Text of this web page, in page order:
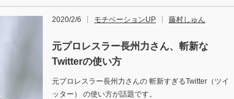
2020/2/6 モチベーションUP 藤村しゅん
元プロレスラー長州力さん、斬新な
Twitterの使い方
元プロレスラー長州力さんの 斬新すぎるTwitter（ツイ
ッター） の使い方が話題です。